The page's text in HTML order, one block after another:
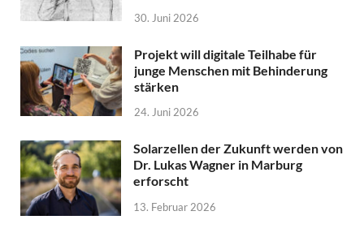
30. Juni 2026
Projekt will digitale Teilhabe für
junge Menschen mit Behinderung
stärken
24. Juni 2026
Solarzellen der Zukunft werden von
Dr. Lukas Wagner in Marburg
erforscht
13. Februar 2026